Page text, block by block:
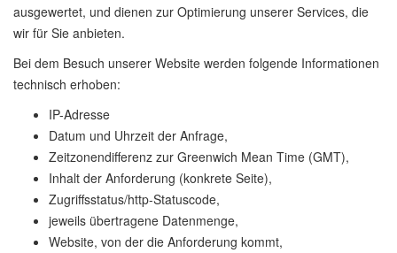
ausgewertet, und dienen zur Optimierung unserer Services, die
wir für Sie anbieten.
Bei dem Besuch unserer Website werden folgende Informationen
technisch erhoben:
IP-Adresse
Datum und Uhrzeit der Anfrage,
Zeitzonendifferenz zur Greenwich Mean Time (GMT),
Inhalt der Anforderung (konkrete Seite),
Zugriffsstatus/http-Statuscode,
jeweils übertragene Datenmenge,
Website, von der die Anforderung kommt,